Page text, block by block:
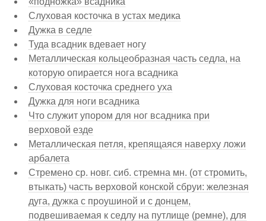
Слуховая косточка в устах медика
Дужка в седле
Туда всадник вдевает ногу
Металлическая кольцеобразная часть седла, на
которую опирается нога всадника
Слуховая косточка среднего уха
Дужка для ноги всадника
Что служит упором для ног всадника при
верховой езде
Металлическая петля, крепящаяся наверху ложи
арбалета
Стремено ср. новг. сиб. стремна мн. (от стромить,
втыкать) часть верховой конской сбруи: железная
дуга, дужка с проушиной и с донцем,
подвешиваемая к седлу на путлище (ремне), для